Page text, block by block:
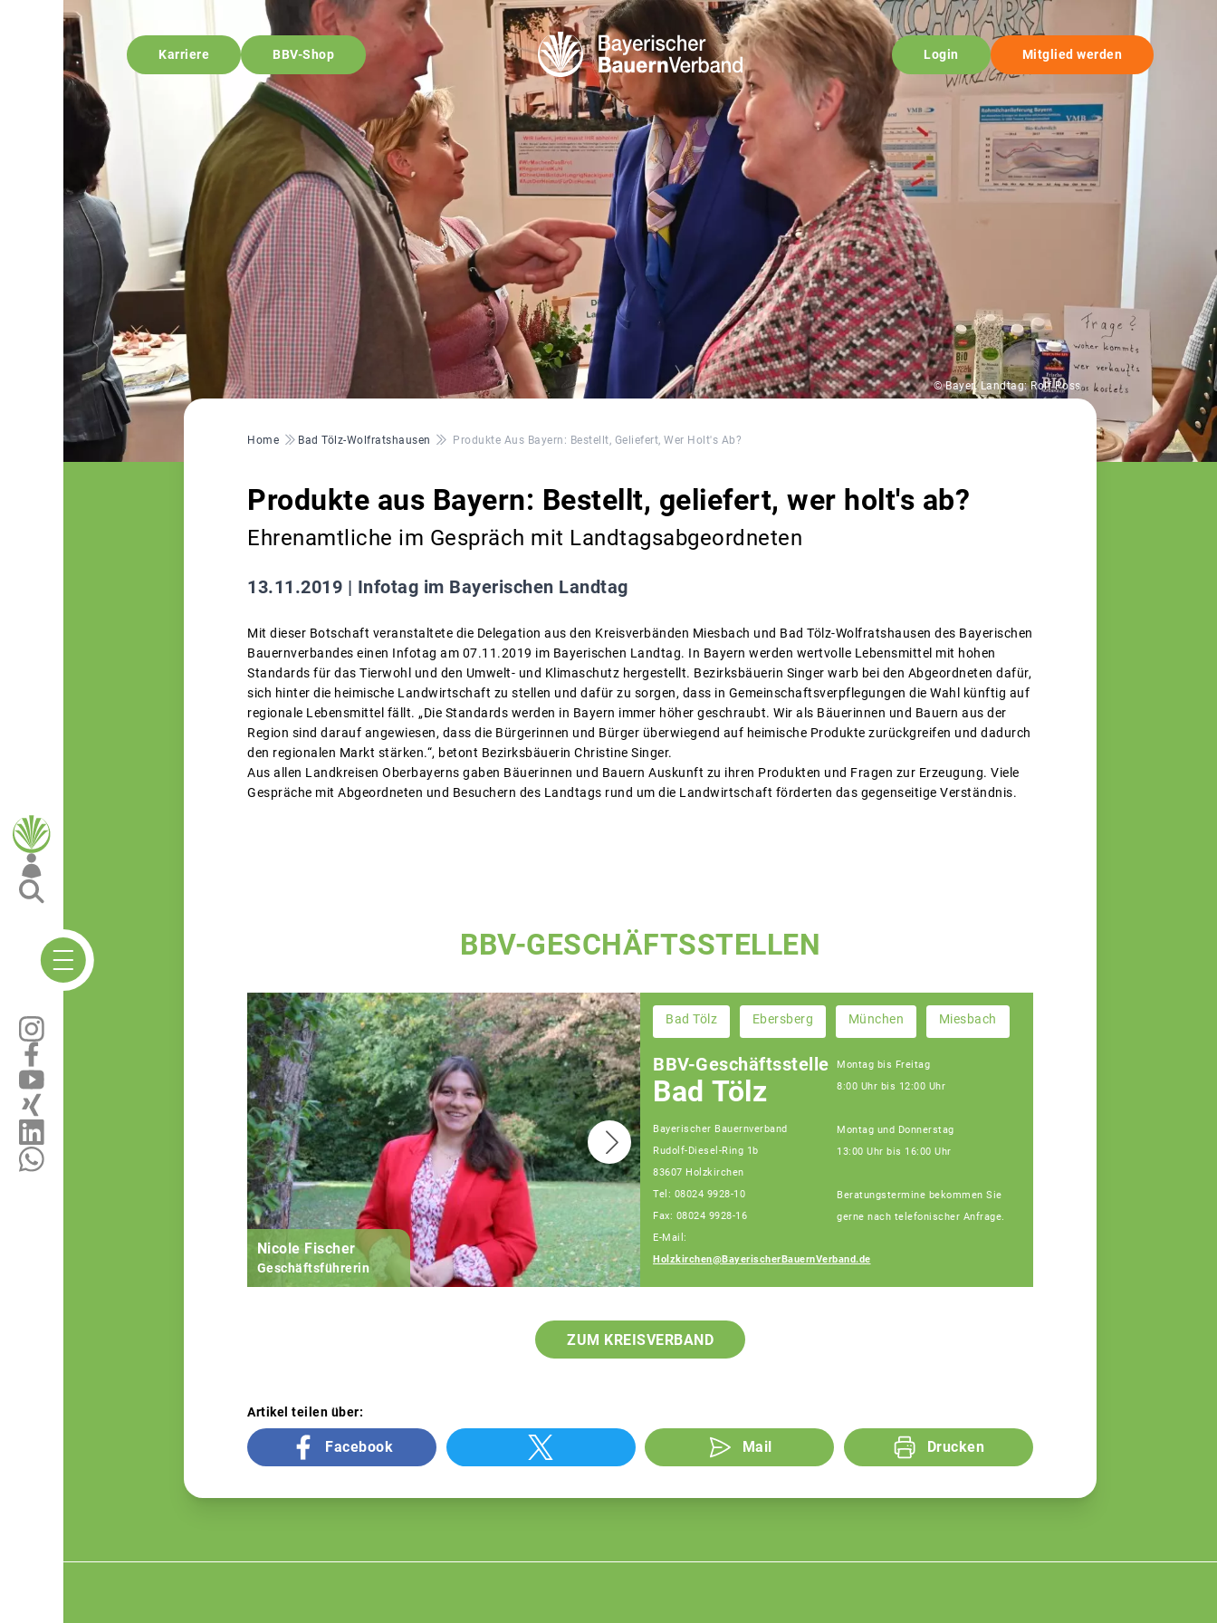
Karriere BBV-Shop Login Mitglied werden
© Bayer. Landtag: Rolf Poss
Pfadnavigation
Home Bad Tölz-Wolfratshausen Produkte Aus Bayern: Bestellt, Geliefert, Wer Holt's Ab?
Produkte aus Bayern: Bestellt, geliefert, wer holt's ab?
Ehrenamtliche im Gespräch mit Landtagsabgeordneten
13.11.2019 | Infotag im Bayerischen Landtag
Mit dieser Botschaft veranstaltete die Delegation aus den Kreisverbänden Miesbach und Bad Tölz-Wolfratshausen des Bayerischen
Bauernverbandes einen Infotag am 07.11.2019 im Bayerischen Landtag. In Bayern werden wertvolle Lebensmittel mit hohen
Standards für das Tierwohl und den Umwelt- und Klimaschutz hergestellt. Bezirksbäuerin Singer warb bei den Abgeordneten dafür,
sich hinter die heimische Landwirtschaft zu stellen und dafür zu sorgen, dass in Gemeinschaftsverpflegungen die Wahl künftig auf
regionale Lebensmittel fällt. „Die Standards werden in Bayern immer höher geschraubt. Wir als Bäuerinnen und Bauern aus der
Region sind darauf angewiesen, dass die Bürgerinnen und Bürger überwiegend auf heimische Produkte zurückgreifen und dadurch
den regionalen Markt stärken.“, betont Bezirksbäuerin Christine Singer.
Aus allen Landkreisen Oberbayerns gaben Bäuerinnen und Bauern Auskunft zu ihren Produkten und Fragen zur Erzeugung. Viele
Gespräche mit Abgeordneten und Besuchern des Landtags rund um die Landwirtschaft förderten das gegenseitige Verständnis.
BBV-GESCHÄFTSSTELLEN
Nicole Fischer
Geschäftsführerin Fachberaterin
Bad Tölz Ebersberg München Miesbach
BBV-Geschäftsstelle
Bad Tölz
Bayerischer Bauernverband
Rudolf-Diesel-Ring 1b
83607 Holzkirchen
Tel: 08024 9928-10
Fax: 08024 9928-16
E-Mail:
Holzkirchen@BayerischerBauernVerband.de
Montag bis Freitag
8:00 Uhr bis 12:00 Uhr
Montag und Donnerstag
13:00 Uhr bis 16:00 Uhr
Beratungstermine bekommen Sie
gerne nach telefonischer Anfrage.
ZUM KREISVERBAND
Artikel teilen über:
Facebook Mail Drucken